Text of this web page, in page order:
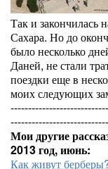
Так и закончилась
Сахара. Но до
было несколько
Даней, не стали
поездки еще в
моих следующих
Мои другие
2013 год, июнь:
Как живут